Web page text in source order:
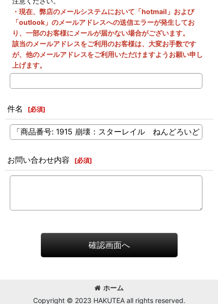
・現在、弊店のメールシステムにおいて「hotmail」および
「outlook」のメールアドレスへの送信エラーが発生してお
り、一部のお客様にメールが届かない場合がございます。
該当のメールアドレスをご利用のお客様は、大変お手数です
が、他のメールアドレスをご利用いただけますようお願い申し
上げます。
件名 [必須]
お問い合わせ内容 [必須]
確認画面へ
ホーム
Copyright © 2023 HAKUTEA all rights reserved.